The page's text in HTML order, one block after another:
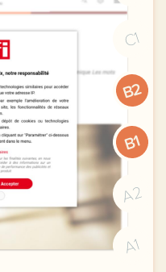
C1
B2
B1
A2
A1